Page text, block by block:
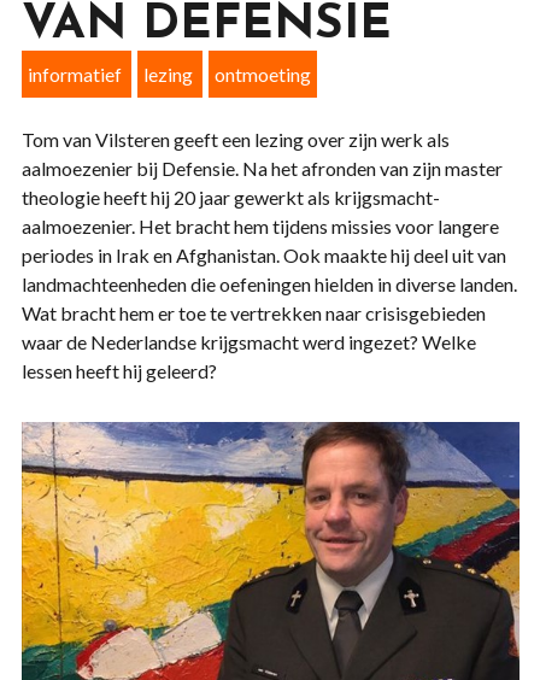
VAN DEFENSIE
informatief lezing ontmoeting
Tom van Vilsteren geeft een lezing over zijn werk als
aalmoezenier bij Defensie. Na het afronden van zijn master
theologie heeft hij 20 jaar gewerkt als krijgsmacht-
aalmoezenier. Het bracht hem tijdens missies voor langere
periodes in Irak en Afghanistan. Ook maakte hij deel uit van
landmachteenheden die oefeningen hielden in diverse landen.
Wat bracht hem er toe te vertrekken naar crisisgebieden
waar de Nederlandse krijgsmacht werd ingezet? Welke
lessen heeft hij geleerd?